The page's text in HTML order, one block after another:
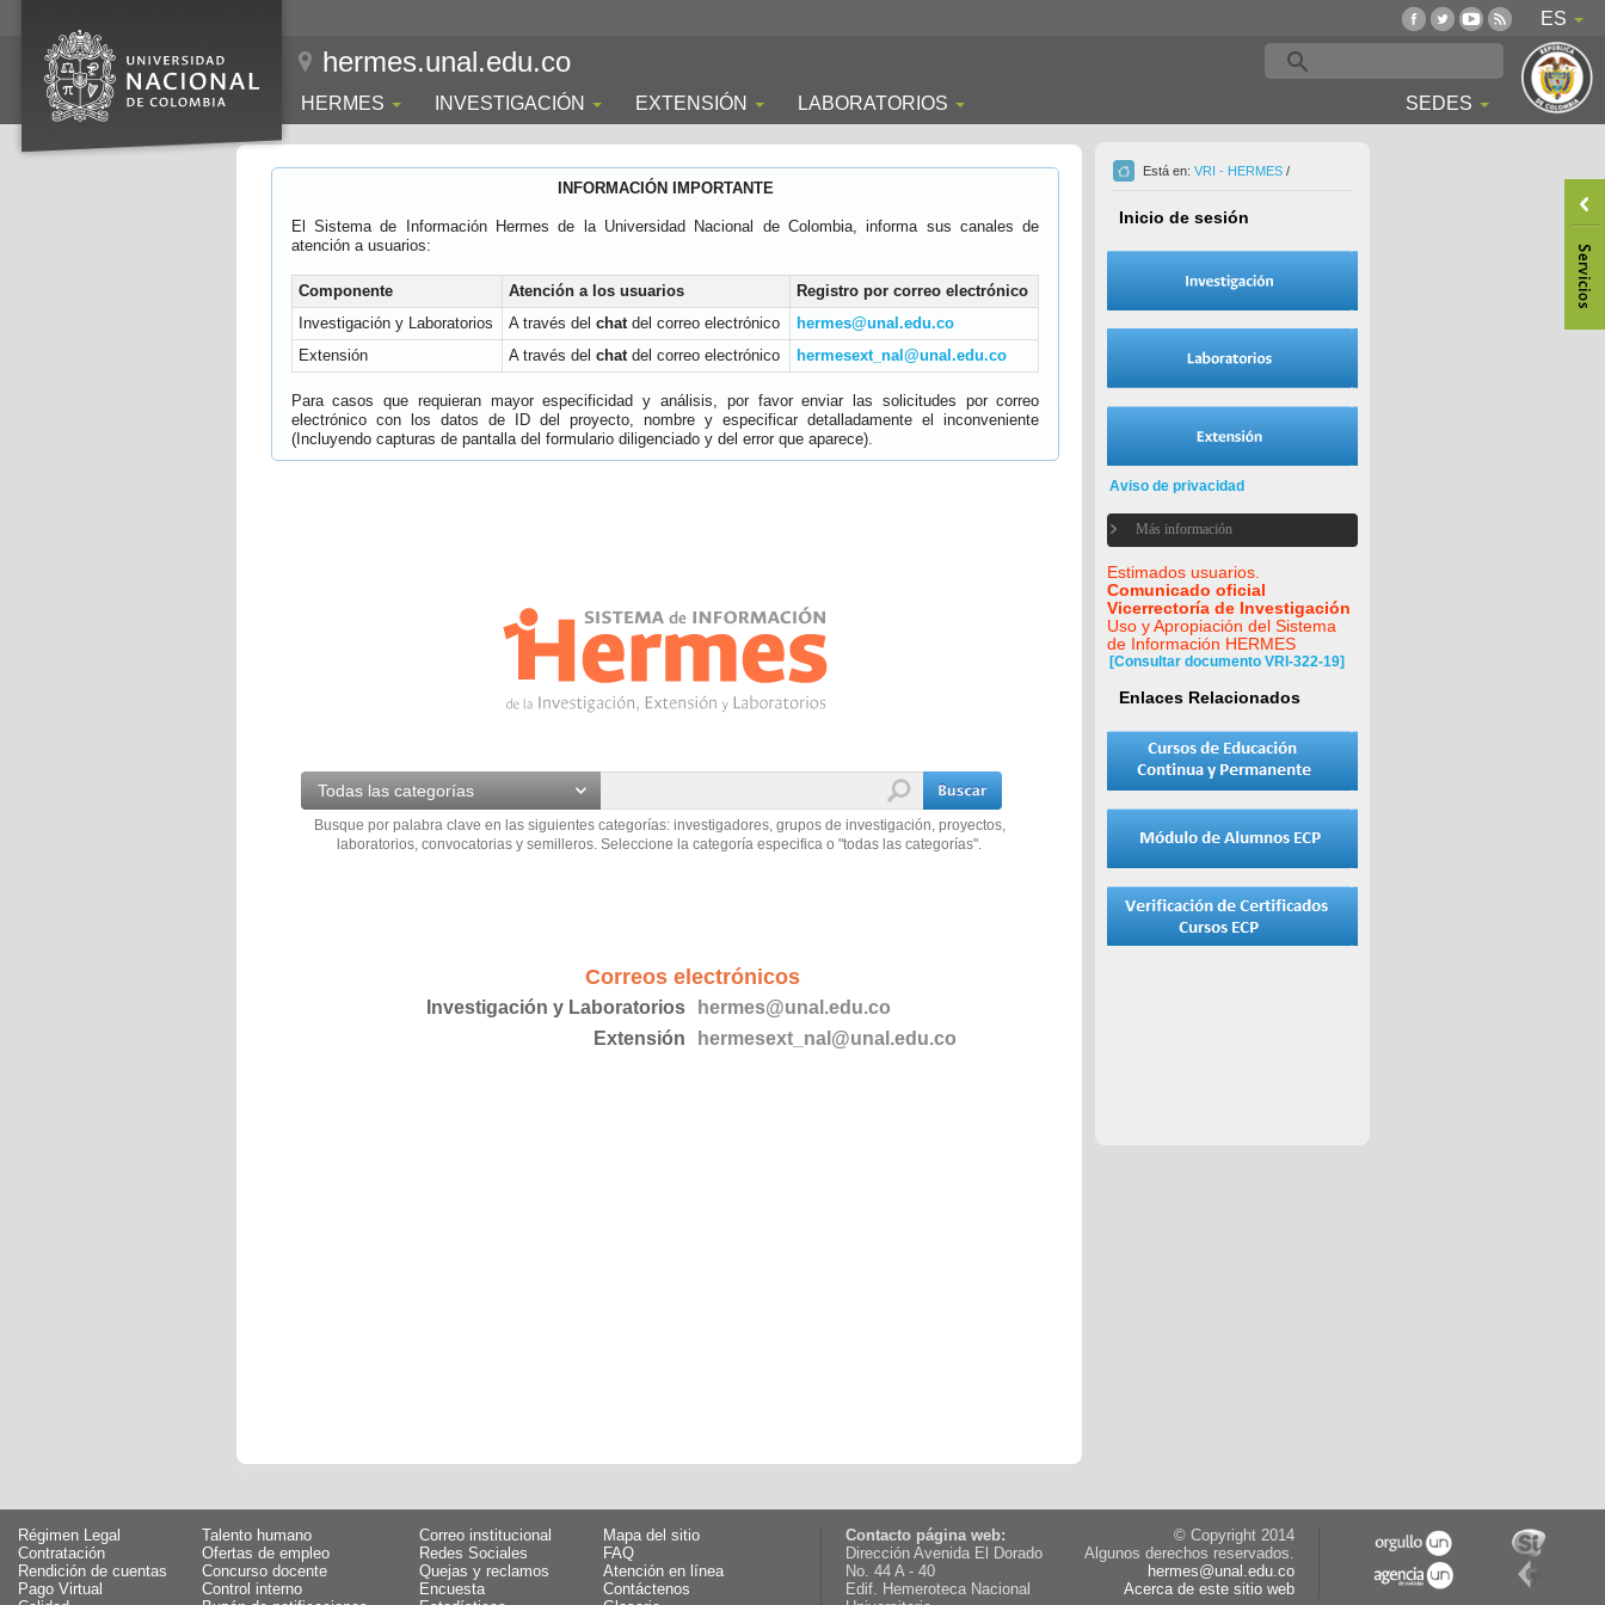
ES
hermes.unal.edu.co
HERMES INVESTIGACIÓN EXTENSIÓN LABORATORIOS SEDES
INFORMACIÓN IMPORTANTE
El Sistema de Información Hermes de la Universidad Nacional de Colombia, informa sus canales de
atención a usuarios:
Componente Atención a los usuarios
Registro por correo electrónico
Investigación y Laboratorios
A través del chatdel correo electrónico
hermes@unal.edu.co
Extensión
A través del chatdel correo electrónico hermesext_nal@unal.edu.co
Para casos que requieran mayor especificidad y análisis, por favor enviar las solicitudes por correo
electrónico con los datos de ID del proyecto, nombre y especificar detalladamente el inconveniente
(Incluyendo capturas de pantalla del formulario diligenciado y del error que aparece).
Todas las categorías
Busque por palabra clave en las siguientes categorías: investigadores, grupos de investigación, proyectos,
laboratorios, convocatorias y semilleros. Seleccione la categoría especifica o "todas las categorías".
Correos electrónicos
Investigación y Laboratorios
hermes@unal.edu.co
Extensión
hermesext_nal@unal.edu.co
Está en: VRI - HERMES /
Inicio de sesión
Aviso de privacidad
Más información
Estimados usuarios.
Comunicado oficial
Vicerrectoría de Investigación
Uso y Apropiación del Sistema
de Información HERMES
[Consultar documento VRI-322-19]
Enlaces Relacionados
Régimen Legal
Talento humano
Contratación
Ofertas de empleo
Rendición de cuentas
Concurso docente
Pago Virtual
Control interno
Correo institucional
Mapa del sitio
Redes Sociales
FAQ
Quejas y reclamos
Atención en línea
Encuesta
Contáctenos
Contacto página web:
Dirección Avenida El Dorado
No. 44 A - 40
Edif. Hemeroteca Nacional
© Copyright 2014
Algunos derechos reservados.
hermes@unal.edu.co
Acerca de este sitio web